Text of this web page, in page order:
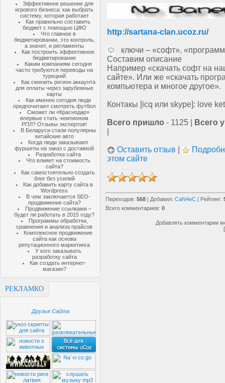
Эффективное решение для
игрового бизнеса: как выбрать
систему, которая работает
Как правильно составить
бюджет с помощью ЦФО
Что главное в
бюджетировании, это контроль,
а значит, и регламенты
Как построить эффективное
бюджетирование
Каким компаниям сегодня
часто требуются переводы на
турецкий
Как сменить регион аккаунта
для оплаты через зарубежные
карты
Как именно сегодня люди
предпочитают смотреть футбол
Сможет ли «Краснодар»
впервые стать чемпионом
РПЛ? Отзывы экспертов!
В Беларуси стали популярны
китайские авто
Когда люди заказывают
фуршеты на заказ с доставкой
Разработка сайта
Что влияет на стоимость
сайта?
Как самостоятельно создать
блог без усилий
Как добавить карту сайта в
Wordpress
В чем заключается SEO-
продвижение сайта?
Продвижение ссылками –
будет ли работать в 2015 году?
Программы обработки,
сравнения и анализа прайсов
Комплексное продвижение
сайта как основа
репутационного маркетинга
У кого заказывать
разработку сайта
Как создать интернет-
магазин?
РЕКЛАМКО
Друзья Сайта
http://sartana-clan.ucoz.ru/
ключи – «софт»,
Составим описание
Например «скачать софт на
сайте». Или же «скачать
компьютера и многое другое».
Контакы [icq или skype]: love
Всего пришло - 1125 |
Всего
Оставить отзыв
этом сайте
Переходов: 568 | Добавил: CaN4eC | Рейтинг:
Всего комментариев: 0
Добавлять комментарии